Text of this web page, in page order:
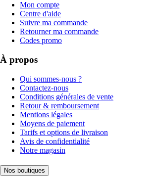
Mon compte
Centre d'aide
Suivre ma commande
Retourner ma commande
Codes promo
À propos
Qui sommes-nous ?
Contactez-nous
Conditions générales de vente
Retour & remboursement
Mentions légales
Moyens de paiement
Tarifs et options de livraison
Avis de confidentialité
Notre magasin
Nos boutiques